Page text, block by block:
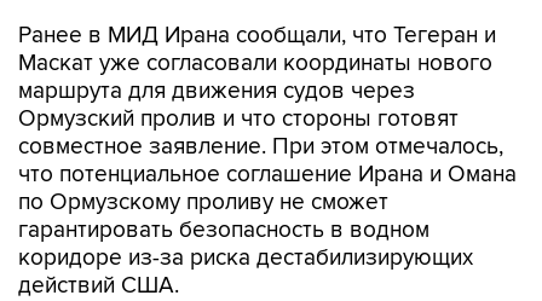
Ранее в МИД Ирана сообщали, что Тегеран и
Маскат уже согласовали координаты нового
маршрута для движения судов через
Ормузский пролив и что стороны готовят
совместное заявление. При этом отмечалось,
что потенциальное соглашение Ирана и Омана
по Ормузскому проливу не сможет
гарантировать безопасность в водном
коридоре из-за риска дестабилизирующих
действий США.